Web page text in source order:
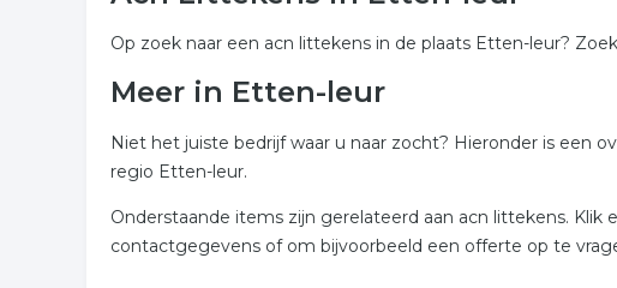
Op zoek naar een acn littekens in de plaats Etten-leur?
Meer in Etten-leur
Niet het juiste bedrijf waar u naar zocht? Hieronder is een
regio Etten-leur.
Onderstaande items zijn gerelateerd aan acn littekens.
contactgegevens of om bijvoorbeeld een offerte op te